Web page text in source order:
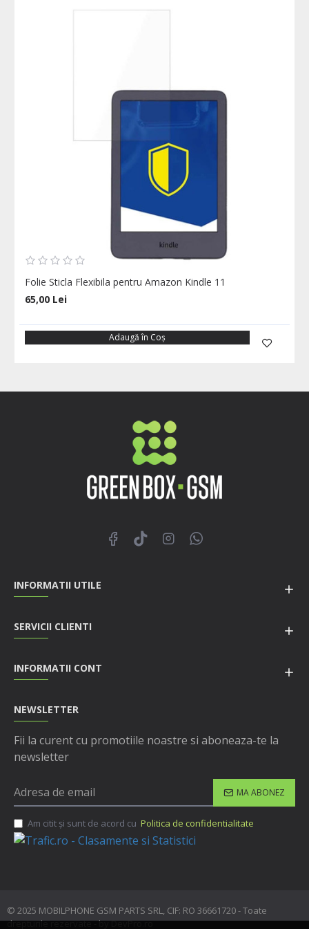
Folie Sticla Flexibila pentru Amazon Kindle 11
65,00 Lei
Adaugă în Coş
INFORMATII UTILE
SERVICII CLIENTI
INFORMATII CONT
NEWSLETTER
Fii la curent cu promotiile noastre si aboneaza-te la
newsletter
MA ABONEZ
Am citit şi sunt de acord cu Politica de confidentialitate
© 2025 MOBILPHONE GSM PARTS SRL, CIF: RO 36661720 - Toate
drepturile rezervate - by DevPro.ro